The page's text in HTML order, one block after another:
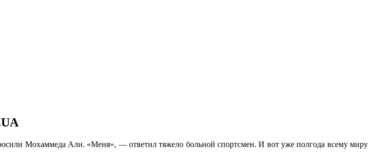
Мохаммеда Али. «Меня», — ответил тяжело больной спортсмен. И вот уже полгода всему миру